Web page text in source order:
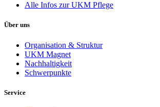
Alle Infos zur UKM Pflege
Über uns
Organisation & Struktur
UKM Magnet
Nachhaltigkeit
Schwerpunkte
Service